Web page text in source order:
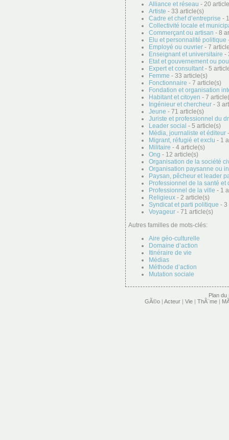
Alliance et réseau - 20
Artiste - 33 article(s)
Cadre et chef d’entreprise -
Collectivité locale et
Commerçant ou artisan - 8
Elu et personnalité politique
Employé ou ouvrier - 7
Enseignant et universitaire -
Etat et gouvernement ou
Expert et consultant- 5
Femme - 33 article(s)
Fonctionnaire - 7 article(s)
Fondation et organisation
Habitant et citoyen - 7
Ingénieur et chercheur - 3
Jeune - 71 article(s)
Juriste et professionnel du
Leader social - 5 article(s)
Média, journaliste et éditeur
Migrant, réfugié et exclu - 1
Militaire - 4 article(s)
Ong - 12 article(s)
Organisation de la société
Organisation paysanne ou
Paysan, pêcheur et leader
Professionnel de la santé et
Professionnel de la ville - 1
Religieux - 2 article(s)
Syndicat et parti politique - 3
Voyageur - 71 article(s)
Autres familles de mots-clés:
Aire géo-culturelle
Domaine d’action
Itinéraire de vie
Médias
Méthode d’action
Mutation sociale
Plan du
GÃ©o | Acteur | Vie | ThÃ¨me |